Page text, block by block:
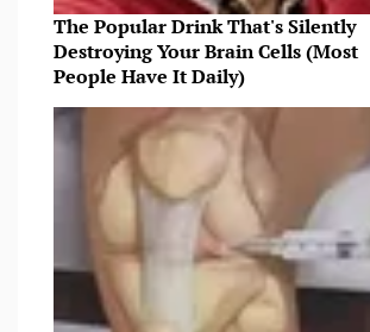
The Popular Drink That's Silently
Destroying Your Brain Cells (Most
People Have It Daily)